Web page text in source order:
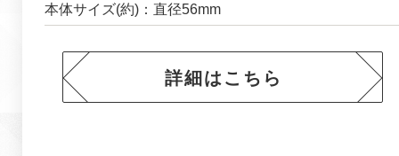
本体サイズ(約)：直径56mm
詳細はこちら